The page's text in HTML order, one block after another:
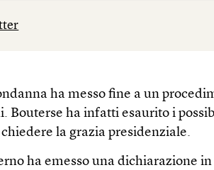
ha messo fine a un
Bouterse ha infatti esaurito i
la grazia presidenziale.
ha emesso una dichiarazione